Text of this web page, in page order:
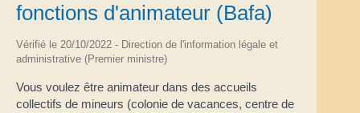
fonctions d'animateur (Bafa)
Vérifié le 20/10/2022 - Direction de l'information légale et
administrative (Premier ministre)
Vous voulez être animateur dans des accueils
collectifs de mineurs (colonie de vacances, centre de